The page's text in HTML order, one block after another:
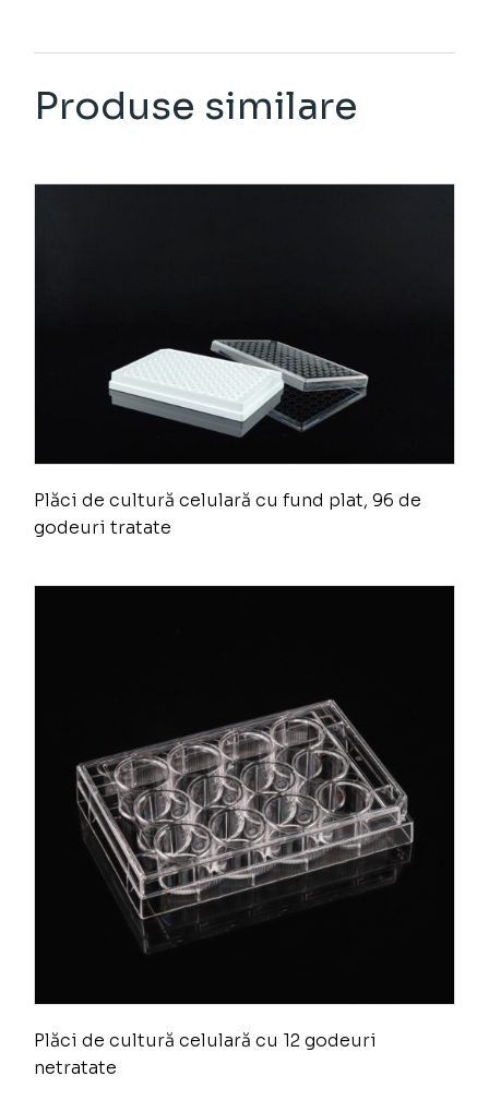
Produse similare
Plăci de cultură celulară cu fund plat, 96 de
godeuri tratate
Plăci de cultură celulară cu 12 godeuri
netratate